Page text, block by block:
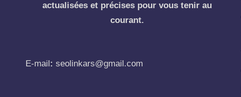
actualisées et précises pour vous tenir au
courant.
E-mail: seolinkars@gmail.com